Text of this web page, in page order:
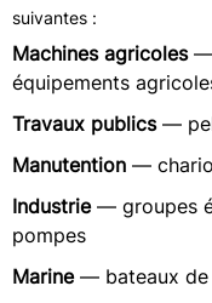
suivantes :
Machines agricoles—
équipements
Travaux publics—
Manutention —
Industrie— groupes
pompes
Marine— bateaux de